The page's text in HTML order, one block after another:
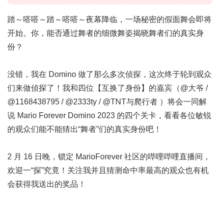
踏～嗒嗒～踏～嗒嗒～夜幕降临，一场秘密的假面舞会即将
开始。你，能否通过舞者的细微舞姿揭晓舞者们的真实身
份？
没错，我在 Domino 做了那么多次侦探，这次终于轮到观众
们来做侦探了！我和四位【互换了身份】的嘉宾（@大爷 /
@1168438795 / @2333ty / @TNT与爬行者 ）将会一同解
说 Mario Forever Domino 2023 的四个关卡，看看各位敏锐
的观众们能不能猜出“舞者”们的真实身份吧！
2 月 16 日晚，锁定 MarioForever 社区的哔哩哔哩直播间 ，
欢迎一“探”究竟！关注我并且猜测命中率最高的观众也有机
会获得我送出的奖品！